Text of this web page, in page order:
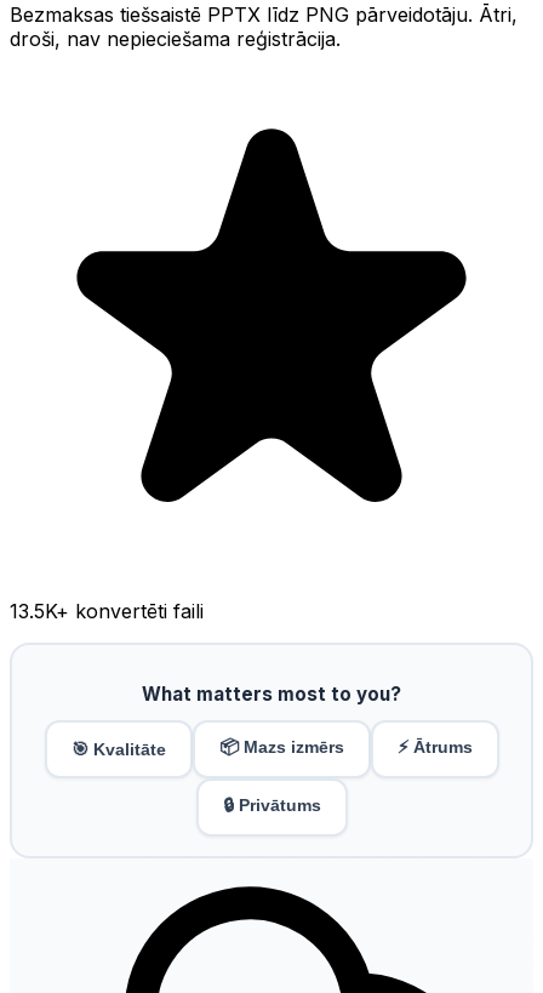
Bezmaksas tiešsaistē PPTX līdz PNG pārveidotāju. Ātri,
droši, nav nepieciešama reģistrācija.
13.5K+ konvertēti faili
What matters most to you?
🎯 Kvalitāte 📦 Mazs izmērs ⚡ Ātrums
🔒 Privātums